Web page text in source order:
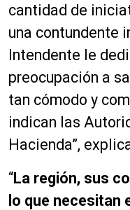
cantidad de
una contundente
Intendente le
preocupación a
tan cómodo y
indican las
Hacienda”,
“La región, sus
lo que necesitan